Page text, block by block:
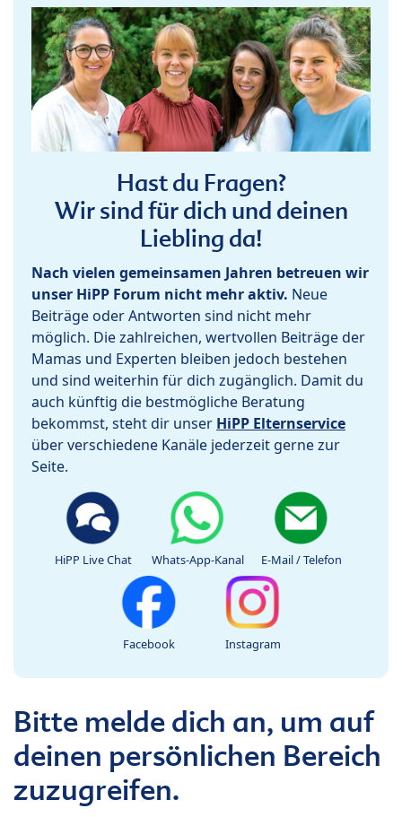
Hast du Fragen?
Wir sind für dich und deinen
Liebling da!
Nach vielen gemeinsamen Jahren betreuen wir
unser HiPP Forum nicht mehr aktiv. Neue
Beiträge oder Antworten sind nicht mehr
möglich. Die zahlreichen, wertvollen Beiträge der
Mamas und Experten bleiben jedoch bestehen
und sind weiterhin für dich zugänglich. Damit du
auch künftig die bestmögliche Beratung
bekommst, steht dir unser HiPP Elternservice
über verschiedene Kanäle jederzeit gerne zur
Seite.
HiPP Live Chat Whats-App-Kanal E-Mail / Telefon
Facebook Instagram
Bitte melde dich an, um auf
deinen persönlichen Bereich
zuzugreifen.